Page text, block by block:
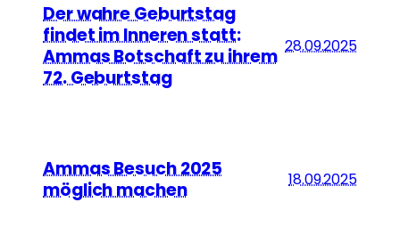
Der wahre Geburtstag
findet im Inneren statt:
Ammas Botschaft zu ihrem
72. Geburtstag
28.09.2025
Ammas Besuch 2025
möglich machen
18.09.2025